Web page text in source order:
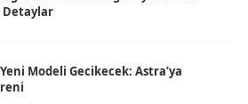
Detaylar
Yeni Modeli Gecikecek: Astra’ya